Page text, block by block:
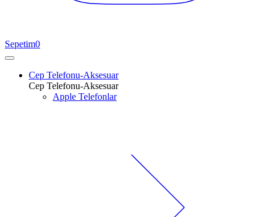
Sepetim0
Cep Telefonu-Aksesuar
Cep Telefonu-Aksesuar
Apple Telefonlar